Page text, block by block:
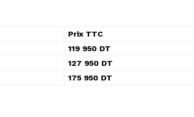
Prix TTC
119 950 DT
127 950 DT
175 950 DT